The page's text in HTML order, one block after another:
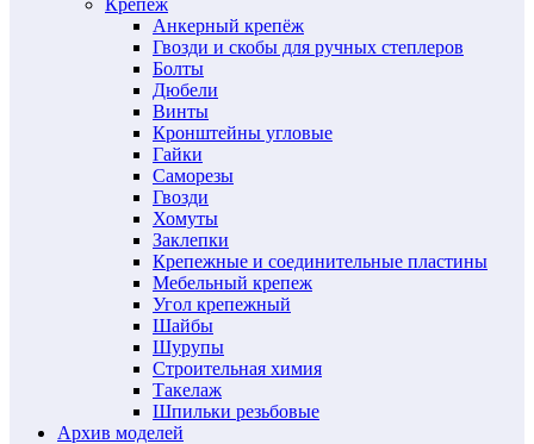
Анкерный крепёж
Гвозди и скобы для ручных степлеров
Болты
Дюбели
Винты
Кронштейны угловые
Гайки
Саморезы
Гвозди
Хомуты
Заклепки
Крепежные и соединительные пластины
Мебельный крепеж
Угол крепежный
Шайбы
Шурупы
Строительная химия
Такелаж
Шпильки резьбовые
Архив моделей